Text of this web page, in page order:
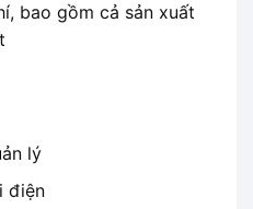
bao gồm cả sản xuất
lý
điện